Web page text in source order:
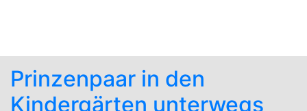
Prinzenpaar in den
Kindergärten unterwegs